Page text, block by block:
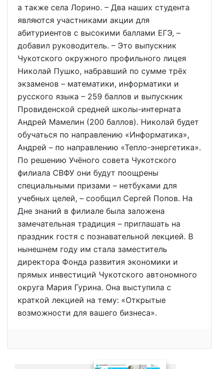
а также села Лорино. – Два наших студента
являются участниками акции для
абитуриентов с высокими баллами ЕГЭ, –
добавил руководитель. – Это выпускник
Чукотского окружного профильного лицея
Николай Пушко, набравший по сумме трёх
экзаменов – математики, информатики и
русского языка – 259 баллов и выпускник
Провиденской средней школы-интерната
Андрей Мамелин (200 баллов). Николай будет
обучаться по направлению «Информатика»,
Андрей – по направлению «Тепло-энергетика».
По решению Учёного совета Чукотского
филиала СВФУ они будут поощрены
специальными призами – нетбуками для
учебных целей, – сообщил Сергей Попов. На
Дне знаний в филиале была заложена
замечательная традиция – приглашать на
праздник гостя с познавательной лекцией. В
нынешнем году им стала заместитель
директора Фонда развития экономики и
прямых инвестиций Чукотского автономного
округа Мария Гурина. Она выступила с
краткой лекцией на тему: «Открытые
возможности для вашего бизнеса».